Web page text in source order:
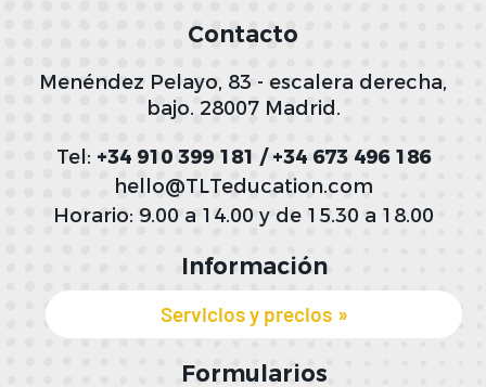
Contacto
Menéndez Pelayo, 83 - escalera derecha,
bajo. 28007 Madrid.
Tel: +34 910 399 181 / +34 673 496 186
hello@TLTeducation.com
Horario: 9.00 a 14.00 y de 15.30 a 18.00
Información
Servicios y precios
Formularios